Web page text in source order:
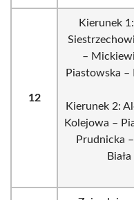
12
Kierunek
–
Piastowska
Kierunek 2:
Kolejowa –
Prudnicka